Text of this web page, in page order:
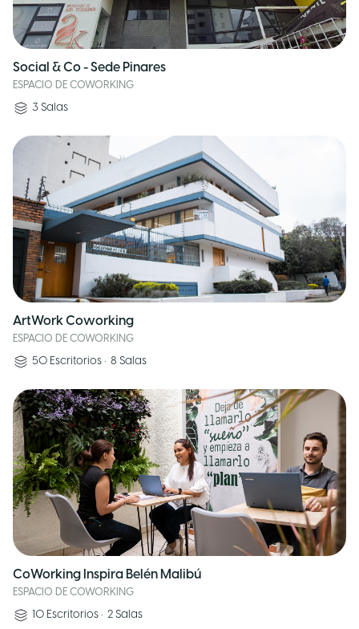
Social & Co - Sede Pinares
ESPACIO DE COWORKING
3 Salas
ArtWork Coworking
ESPACIO DE COWORKING
50 Escritorios • 8 Salas
CoWorking Inspira Belén Malibú
ESPACIO DE COWORKING
10 Escritorios • 2 Salas